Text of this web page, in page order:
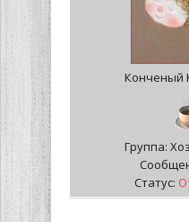
Конченый
Группа:
Статус: